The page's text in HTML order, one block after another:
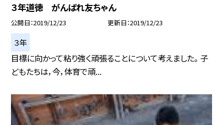
３年道徳 がんばれ友ちゃん
公開日 2019/12/23 更新日 2019/12/23
３年
目標に向かって粘り強く頑張ることについて考えました。 子
どもたちは，今，体育で頑...